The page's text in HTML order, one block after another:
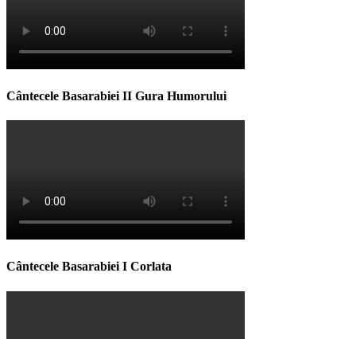
Cântecele Basarabiei II Gura Humorului
Cântecele Basarabiei I Corlata